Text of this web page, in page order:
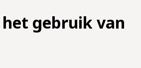
gebruik van